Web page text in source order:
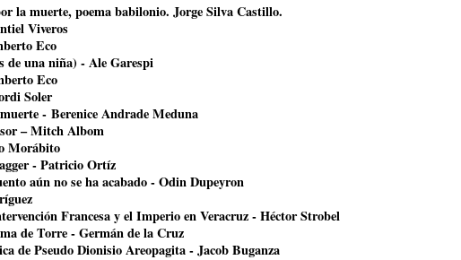
la muerte, poema babilonio. Jorge Silva Castillo.
Viveros
Eco
una niña) - Ale Garespi
Eco
Soler
- Berenice Andrade Meduna
– Mitch Albom
Morábito
- Patricio Ortíz
aún no se ha acabado - Odin Dupeyron
Francesa y el Imperio en Veracruz - Héctor Strobel
de Torre - Germán de la Cruz
de Pseudo Dionisio Areopagita - Jacob Buganza